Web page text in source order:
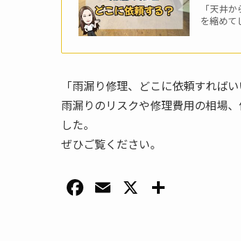
「天井
を縮めて
「雨漏り修理、どこに依頼すれば
雨漏りのリスクや修理費用の相場
した。
ぜひご覧ください。
F E X